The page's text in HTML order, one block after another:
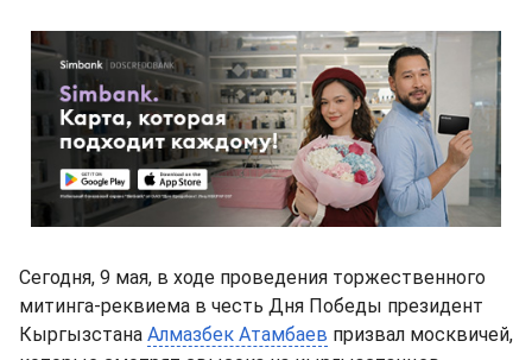
Сегодня, 9 мая, в ходе проведения торжественного
митинга-реквиема в честь Дня Победы президент
Кыргызстана Алмазбек Атамбаев призвал москвичей,